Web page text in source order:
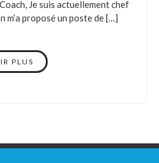
Je suis actuellement chef
m’a proposé un poste de […]
PLUS